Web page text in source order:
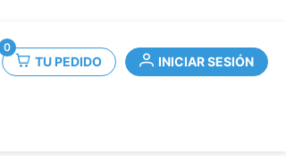
0
TU PEDIDO INICIAR SESIÓN